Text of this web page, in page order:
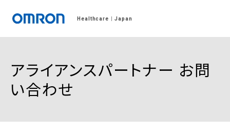
Healthcare Japan
アライアンスパートナー お問
い合わせ